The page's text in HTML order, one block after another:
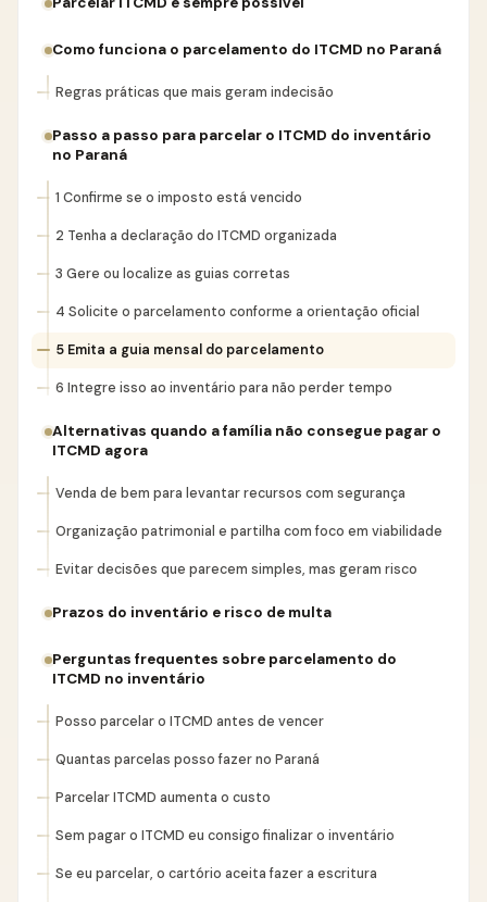
Como funciona o parcelamento do ITCMD no Paraná
Regras práticas que mais geram indecisão
Passo a passo para parcelar o ITCMD do inventário
no Paraná
1 Confirme se o imposto está vencido
2 Tenha a declaração do ITCMD organizada
3 Gere ou localize as guias corretas
4 Solicite o parcelamento conforme a orientação oficial
5 Emita a guia mensal do parcelamento
6 Integre isso ao inventário para não perder tempo
Alternativas quando a família não consegue pagar o
ITCMD agora
Venda de bem para levantar recursos com segurança
Organização patrimonial e partilha com foco em viabilidade
Evitar decisões que parecem simples, mas geram risco
Prazos do inventário e risco de multa
Perguntas frequentes sobre parcelamento do
ITCMD no inventário
Posso parcelar o ITCMD antes de vencer
Quantas parcelas posso fazer no Paraná
Parcelar ITCMD aumenta o custo
Sem pagar o ITCMD eu consigo finalizar o inventário
Se eu parcelar, o cartório aceita fazer a escritura